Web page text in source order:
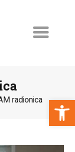
Open toolbar
radionica